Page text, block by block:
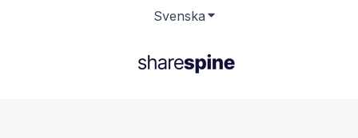
Svenska Visa undermenyer för